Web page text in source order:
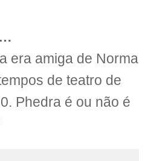
era amiga de Norma
de teatro de
Phedra é ou não é